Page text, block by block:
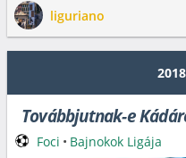
liguriano
Továbbjutnak-e
Foci • Bajnokok Ligája